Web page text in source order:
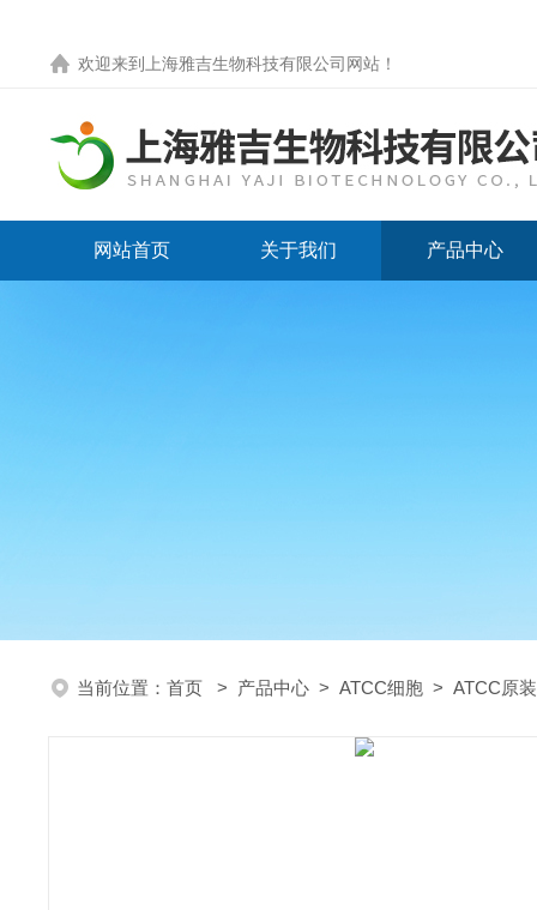
欢迎来到 上海雅吉生物科技有限公司网站 ！
网站首页 关于我们 产品中心
当前位置： 首页 > 产品中心 > ATCC细胞 > ATCC原